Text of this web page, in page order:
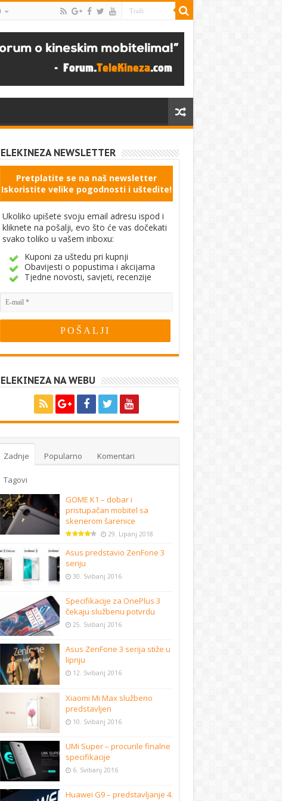
NEWSLETTER
Pretplatite se na naš newsletter
Iskoristite velike pogodnosti i uštedite!
Ukoliko upišete svoju email adresu ispod i
kliknete na pošalji, evo što će vas dočekati
svako toliko u vašem inboxu:
Kuponi za uštedu pri kupnji
Obavijesti o popustima i akcijama
Tjedne novosti, savjeti, recenzije
NA WEBU
Zadnje Popularno Komentari
Tagovi
GOME K1 – dobar i
pristupačan mobitel sa
skenerom šarenice
29. Lipanj 2018
Asus predstavio ZenFone 3
seriju
30. Svibanj 2016
Specifikacije za OnePlus 3
čekaju službenu potvrdu
25. Svibanj 2016
Asus ZenFone 3 serija stiže u
lipnju
12. Svibanj 2016
Xiaomi Mi Max službeno
predstavljen
10. Svibanj 2016
UMi Super – procurile finalne
specifikacije
6. Svibanj 2016
Huawei G9 – predstavljanje 4.